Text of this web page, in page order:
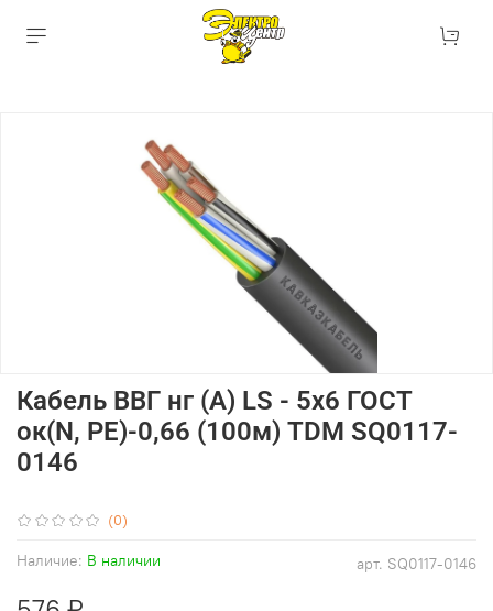
(0)
арт. SQ0117-0146
Наличие: В наличии
Кабель ВВГ нг (А) LS - 5х6 ГОСТ
ок(N, PE)-0,66 (100м) TDM SQ0117-
0146